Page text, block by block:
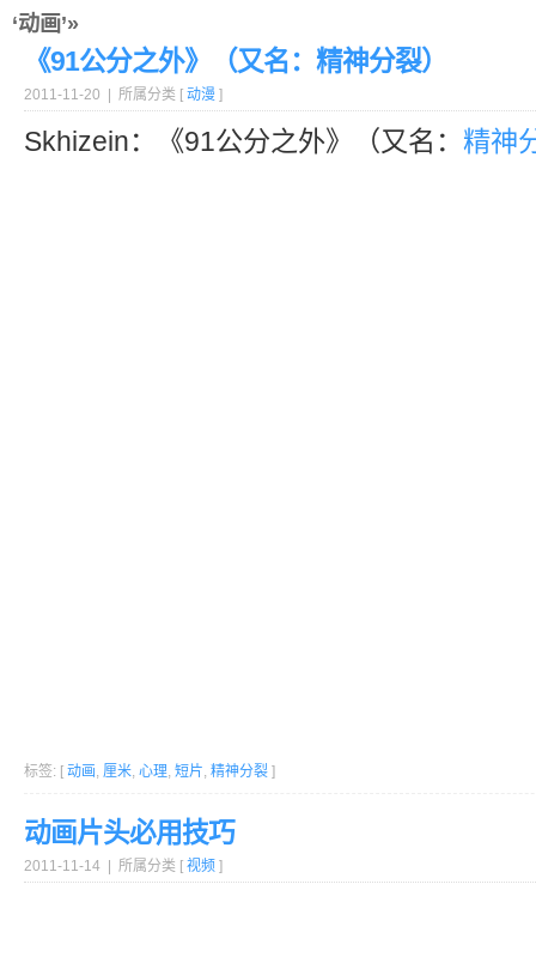
‘动画’»
《91公分之外》（又名：精神分裂）
2011-11-20 | 所属分类 [ 动漫 ]
Skhizein：《91公分之外》（又名： 精神
标签: [ 动画, 厘米, 心理, 短片, 精神分裂 ]
动画片头必用技巧
2011-11-14 | 所属分类 [ 视频 ]